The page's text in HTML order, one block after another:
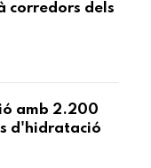
corredors dels
amb 2.200
d'hidratació